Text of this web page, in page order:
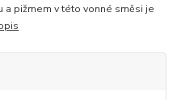
pižmem v této vonné směsi je